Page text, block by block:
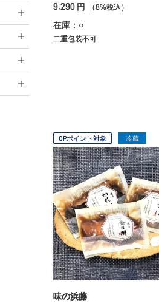
9,290 円 （8%税込）
在庫：○
二重包装不可
OPポイント対象 冷蔵
味の浜藤